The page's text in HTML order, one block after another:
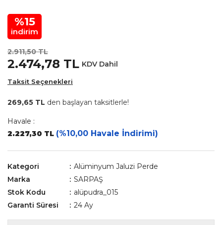
%15
indirim
2.911,50 TL
2.474,78 TL KDV Dahil
Taksit Seçenekleri
269,65 TL den başlayan taksitlerle!
Havale :
2.227,30 TL (%10,00 Havale İndirimi)
Kategori
Alüminyum Jaluzi Perde
Marka
SARPAŞ
Stok Kodu
alüpudra_015
Garanti Süresi
24 Ay